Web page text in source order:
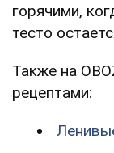
горячими,
тесто
Также на
рецептами: